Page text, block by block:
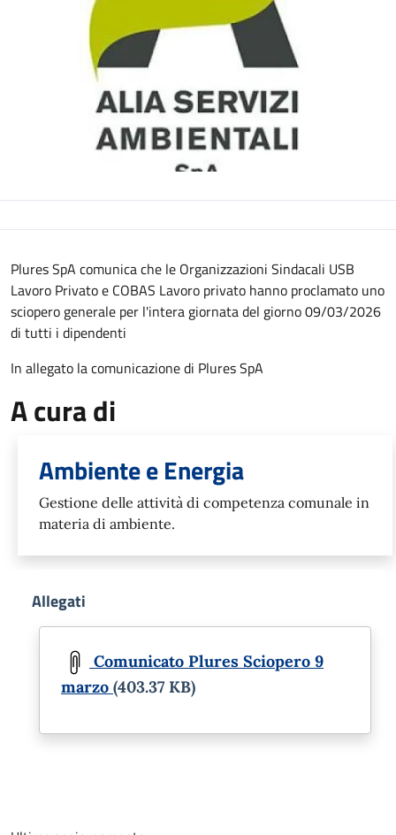
Descrizione
Plures SpA comunica che le Organizzazioni Sindacali USB
Lavoro Privato e COBAS Lavoro privato hanno proclamato uno
sciopero generale per l'intera giornata del giorno 09/03/2026
di tutti i dipendenti
In allegato la comunicazione di Plures SpA
A cura di
Ambiente e Energia
Gestione delle attività di competenza comunale in
materia di ambiente.
Allegati
Comunicato Plures Sciopero 9
marzo (403.37 KB)